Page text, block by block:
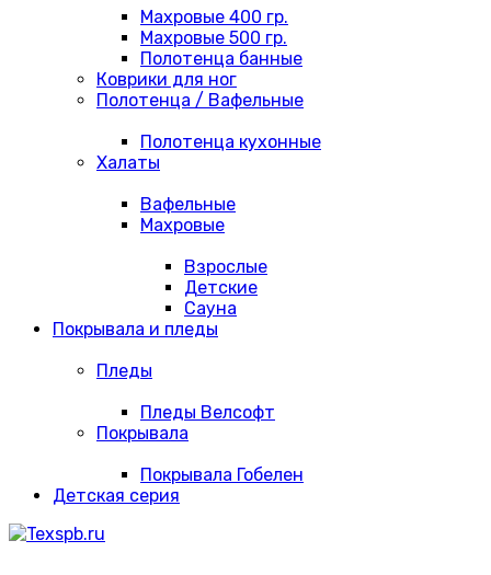
Махровые 400 гр.
Махровые 500 гр.
Полотенца банные
Коврики для ног
Полотенца / Вафельные
Полотенца кухонные
Халаты
Вафельные
Махровые
Взрослые
Детские
Сауна
Покрывала и пледы
Пледы
Пледы Велсофт
Покрывала
Покрывала Гобелен
Детская серия